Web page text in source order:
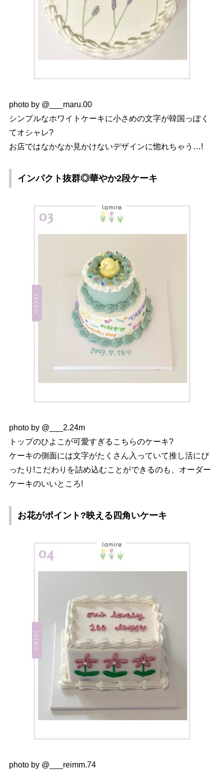
photo by @___maru.00
シンプルなホワイトケーキに小さめの文字が韓国っぽく
てオシャレ?
お店ではなかなか見かけないデザインに惚れちゃう…!
インパクト抜群◎華やか2段ケーキ
photo by @___2.24m
トップのひよこが可愛すぎるこちらのケーキ?
ケーキの側面には文字がたくさん入っていて推し活にぴ
ったり!こだわりを詰め込むことができるのも、オーダー
ケーキのいいところ!
お花がポイント?映える四角いケーキ
photo by @___reimm.74